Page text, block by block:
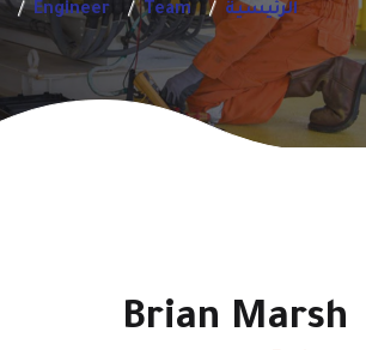
الرئيسية Team
Engineer
Brian Marsh